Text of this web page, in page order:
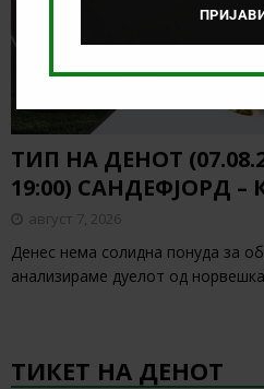
ТИП НА ДЕНОТ
19:00) САНДЕФЈОРД –
август 7, 2026
Денес нема солидна понуда за
анализираме дуелот од
ТИКЕТ НА ДЕНОТ